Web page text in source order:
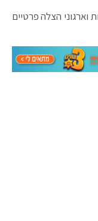
וארגוני הצלה פרטיים